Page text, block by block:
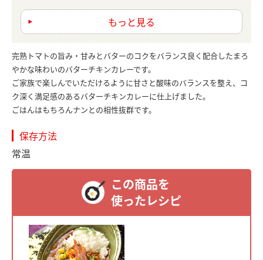
もっと見る
完熟トマトの旨み・甘みとバターのコクをバランス良く配合したまろ
やかな味わいのバターチキンカレーです。
ご家族で楽しんでいただけるように甘さと酸味のバランスを整え、コ
ク深く満足感のあるバターチキンカレーに仕上げました。
ごはんはもちろんナンとの相性抜群です。
保存方法
常温
この商品を
使ったレシピ